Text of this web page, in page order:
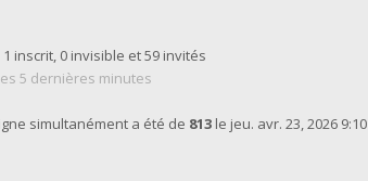
inscrit, 0 invisible et 59 invités
5 dernières minutes
simultanément a été de 813 le jeu. avr. 23, 2026 9:10